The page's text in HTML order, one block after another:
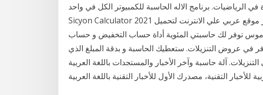
الرياضيات. برنامج الاله الحاسبة للكمبيوتر الكل في واحد
Sicyon Calculator 2021 فهي الة حاسبة علمية مجانية للكمبيوتر . اكبر موقع عربي علي الانترنت لتحميل
موس توفر لك حاسبتي المئوية أداة حساب التخفيض و حساب
في عروض التنزيلات. ستعطيك الحاسبة و بدقة المبلغ الذي
آلة حاسبة وآخر الأخبار والمستجدات باللغة العربية
التقنية، مصدرك الأول للأخبار التقنية باللغة العربية